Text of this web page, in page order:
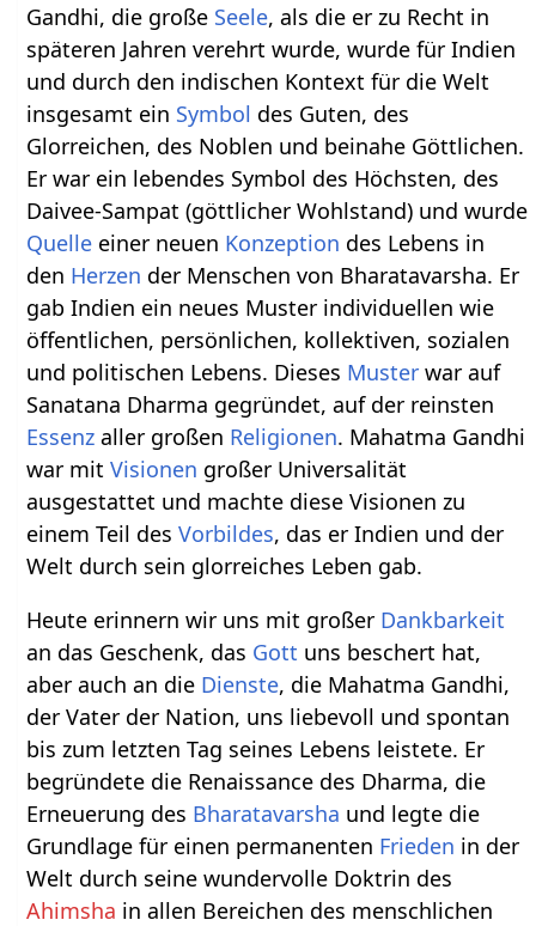
Gandhi, die große Seele, als die er zu Recht in
späteren Jahren verehrt wurde, wurde für Indien
und durch den indischen Kontext für die Welt
insgesamt ein Symbol des Guten, des
Glorreichen, des Noblen und beinahe Göttlichen.
Er war ein lebendes Symbol des Höchsten, des
Daivee-Sampat (göttlicher Wohlstand) und wurde
Quelle einer neuen Konzeption des Lebens in
den Herzen der Menschen von Bharatavarsha. Er
gab Indien ein neues Muster individuellen wie
öffentlichen, persönlichen, kollektiven, sozialen
und politischen Lebens. Dieses Muster war auf
Sanatana Dharma gegründet, auf der reinsten
Essenz aller großen Religionen. Mahatma Gandhi
war mitVisionen großer Universalität
ausgestattet und machte diese Visionen zu
einem Teil desVorbildes, das er Indien und der
Welt durch sein glorreiches Leben gab.
Heute erinnern wir uns mit großer Dankbarkeit
an das Geschenk, das Gott uns beschert hat,
aber auch an die Dienste, die Mahatma Gandhi,
der Vater der Nation, uns liebevoll und spontan
bis zum letzten Tag seines Lebens leistete. Er
begründete die Renaissance des Dharma, die
Erneuerung des Bharatavarsha und legte die
Grundlage für einen permanenten Frieden in der
Welt durch seine wundervolle Doktrin des
Ahimsha in allen Bereichen des menschlichen